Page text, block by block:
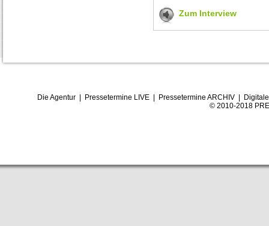
Zum Interview
Die Agentur| Pressetermine LIVE| Pressetermine ARCHIV|
© 2010-2018